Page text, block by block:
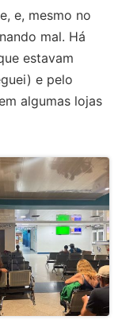
e, mesmo no
mal. Há
estavam
e pelo
algumas lojas